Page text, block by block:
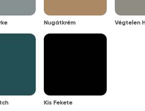
Nugátkrém Végtelen
Kis Fekete